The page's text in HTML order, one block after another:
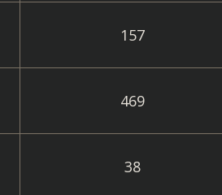
157
469
38